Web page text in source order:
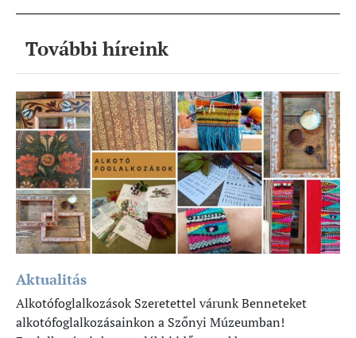
További híreink
Aktualitás
Alkotófoglalkozások Szeretettel várunk Benneteket
alkotófoglalkozásainkon a Szőnyi Múzeumban!